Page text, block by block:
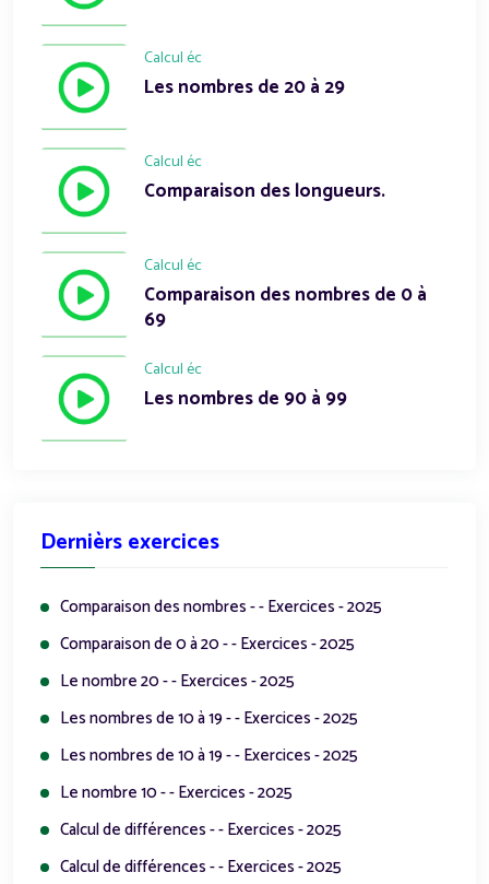
Calcul éc
Les nombres de 20 à 29
Calcul éc
Comparaison des longueurs.
Calcul éc
Comparaison des nombres de 0 à
69
Calcul éc
Les nombres de 90 à 99
Dernièrs exercices
Comparaison des nombres - - Exercices - 2025
Comparaison de 0 à 20 - - Exercices - 2025
Le nombre 20 - - Exercices - 2025
Les nombres de 10 à 19 - - Exercices - 2025
Les nombres de 10 à 19 - - Exercices - 2025
Le nombre 10 - - Exercices - 2025
Calcul de différences - - Exercices - 2025
Calcul de différences - - Exercices - 2025